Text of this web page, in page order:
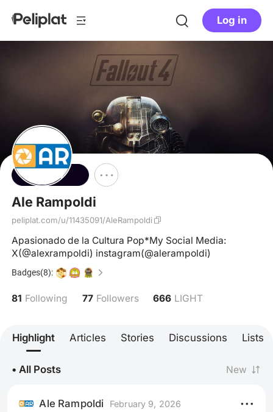
Log in
Follow
Ale Rampoldi
peliplat.com/u/11435091/AleRampoldi
Apasionado de la Cultura Pop*My Social Media:
X(@alexrampoldi) instagram(@alerampoldi)
Badges(8):
81 Following 77 Followers 666 LIGHT
Highlight Articles Stories Discussions Lists
• All Posts New
Ale Rampoldi February 9, 2026